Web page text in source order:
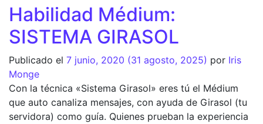
Habilidad Médium:
SISTEMA GIRASOL
Publicado el 7 junio, 2020 (31 agosto, 2025) por Iris
Monge
Con la técnica «Sistema Girasol» eres tú el Médium
que auto canaliza mensajes, con ayuda de Girasol (tu
servidora) como guía. Quienes prueban la experiencia